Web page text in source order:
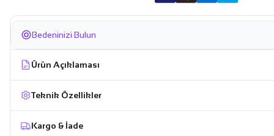
Bedeninizi Bulun
Ürün Açıklaması
Teknik Özellikler
Kargo & İade